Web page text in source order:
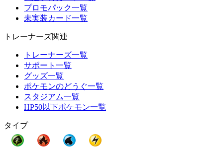
プロモパック一覧
未実装カード一覧
トレーナーズ関連
トレーナーズ一覧
サポート一覧
グッズ一覧
ポケモンのどうぐ一覧
スタジアム一覧
HP50以下ポケモン一覧
タイプ